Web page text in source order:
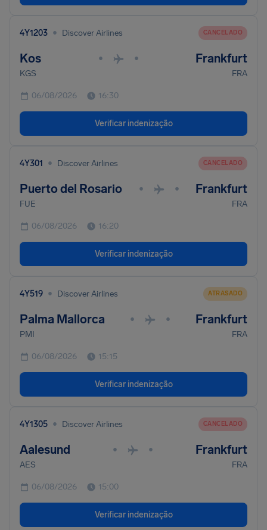
4Y1203 • Discover Airlines CANCELADO
Kos • • Frankfurt
KGS FRA
06/08/2026 16:30
Verificar indenização
4Y301 • Discover Airlines CANCELADO
Puerto del Rosario • • Frankfurt
FUE FRA
06/08/2026 16:20
Verificar indenização
4Y519 • Discover Airlines ATRASADO
Palma Mallorca • • Frankfurt
PMI FRA
06/08/2026 15:15
Verificar indenização
4Y1305 • Discover Airlines CANCELADO
Aalesund • • Frankfurt
AES FRA
06/08/2026 15:00
Verificar indenização